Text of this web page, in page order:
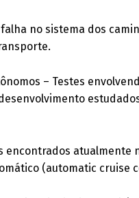
falha no sistema dos
– Testes
encontrados atualmente
(automatic cruise